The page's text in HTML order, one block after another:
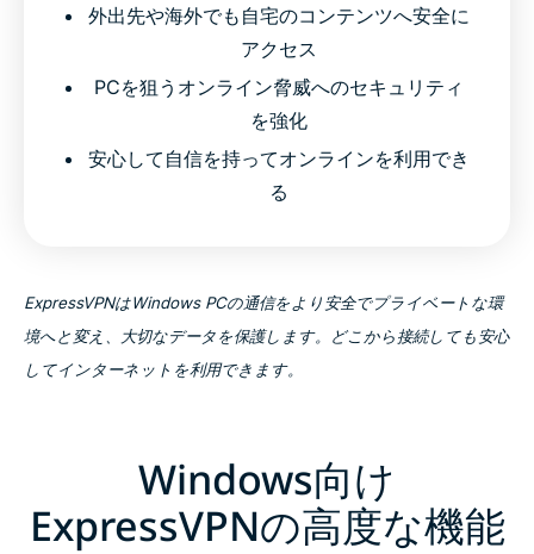
外出先や海外でも自宅のコンテンツへ安全に
アクセス
PCを狙うオンライン脅威へのセキュリティ
を強化
安心して自信を持ってオンラインを利用でき
る
ExpressVPNはWindows PCの通信をより安全でプライベートな環
境へと変え、大切なデータを保護します。どこから接続しても安心
してインターネットを利用できます。
Windows向け
ExpressVPNの高度な機能